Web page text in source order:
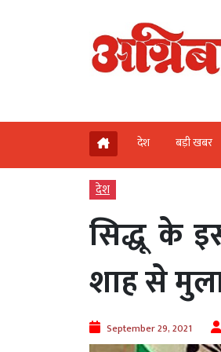
देश बड़ी खबर
देश
सिद्धू के
शाह से
September 29, 2021